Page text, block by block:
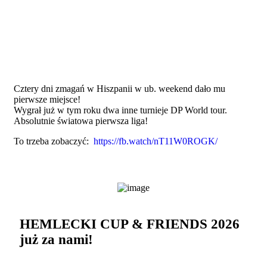
Cztery dni zmagań w Hiszpanii w ub. weekend dało mu
pierwsze miejsce!
Wygrał już w tym roku dwa inne turnieje DP World tour.
Absolutnie światowa pierwsza liga!
To trzeba zobaczyć: https://fb.watch/nT11W0ROGK/
HEMLECKI CUP & FRIENDS 2026
już za nami!